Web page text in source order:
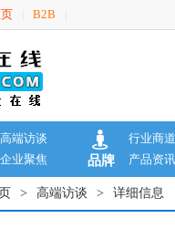
B2B
高端访谈
企业聚焦 品牌
行业商道
产品资讯
> 高端访谈 > 详细信息